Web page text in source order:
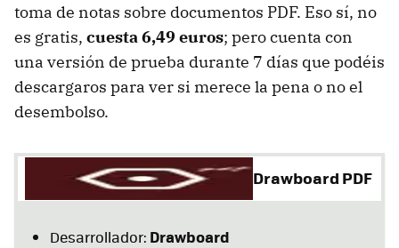
toma de notas sobre documentos PDF. Eso sí, no
es gratis, cuesta 6,49 euros; pero cuenta con
una versión de prueba durante 7 días que podéis
descargaros para ver si merece la pena o no el
desembolso.
Drawboard PDF
Desarrollador: Drawboard